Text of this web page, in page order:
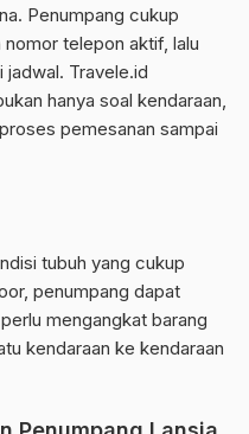
Penumpang cukup
telepon aktif, lalu
jadwal. Travele.id
hanya soal kendaraan,
pemesanan sampai
tubuh yang cukup
penumpang dapat
mengangkat barang
kendaraan ke kendaraan